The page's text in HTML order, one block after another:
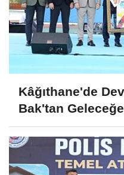
Kâğıthane'de
Bak'tan